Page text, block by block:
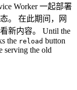
Worker 一起部署
。 在此期间，网
新内容。 Until the
the reload button
serving the old